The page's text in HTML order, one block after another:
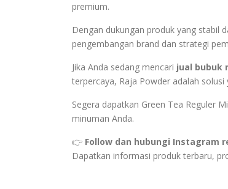
premium.
Dengan dukungan produk yang stabil
pengembangan brand dan strategi
Jika Anda sedang mencari jual bubuk
terpercaya, Raja Powder adalah solusi
Segera dapatkan Green Tea Reguler
minuman Anda.
👉 Follow dan hubungi Instagram
Dapatkan informasi produk terbaru,